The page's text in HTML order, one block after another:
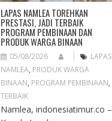
LAPAS NAMLEA TOREHKAN
PRESTASI, JADI TERBAIK
PROGRAM PEMBINAAN DAN
PRODUK WARGA BINAAN
05/08/2026
LAPAS
NAMLEA, PRODUK WARGA
BINAAN, PROGRAM PEMBINAAN,
TERBAIK
Namlea, indonesiatimur.co –